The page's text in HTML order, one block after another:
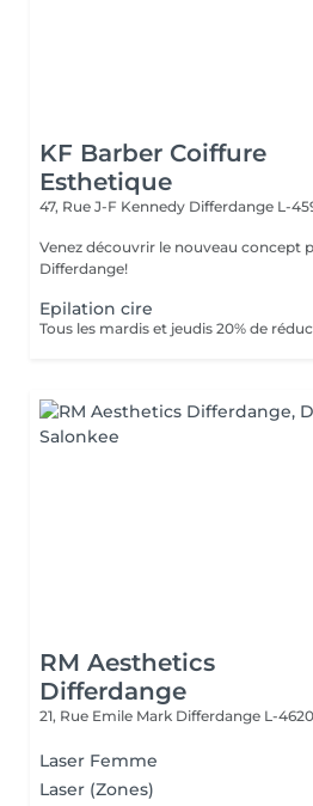
KF Barber Coiffure
Esthetique
47, Rue J-F Kennedy Differdange L-
Venez découvrir le nouveau concept
Differdange!
Epilation cire
Tous les mardis et jeudis 20% de
RM Aesthetics
Differdange
21, Rue Emile Mark Differdange L-4620
Laser Femme
Laser (Zones)